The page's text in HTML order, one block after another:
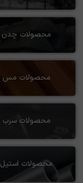
محصولات چدن
محصولات مس
محصولات سرب
محصولات استیل